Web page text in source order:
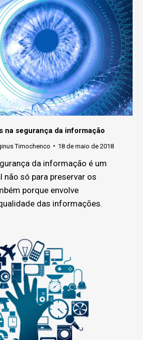
na segurança da informação
Timochenco 18 de maio de 2018
da informação é um
só para preservar os
porque envolve
das informações.